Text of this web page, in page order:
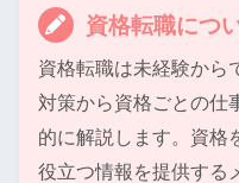
資格転職につ
資格転職は未経験から
対策から資格ごとの仕
的に解説します。資格
役立つ情報を提供する